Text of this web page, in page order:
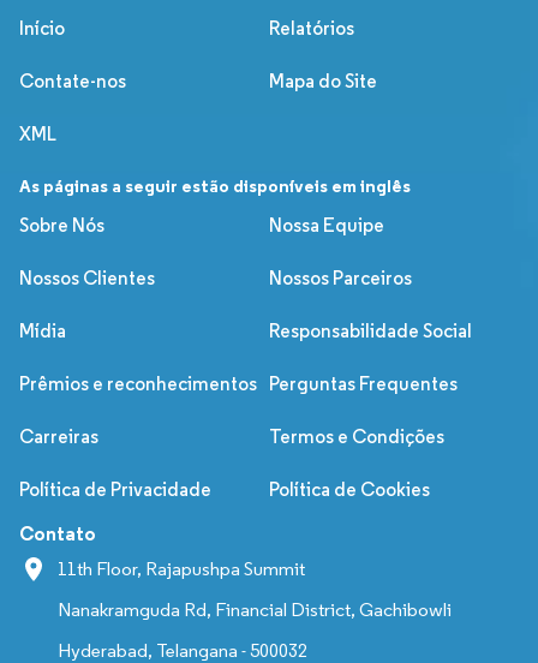
Início Relatórios
Contate-nos Mapa do Site
XML
As páginas a seguir estão disponíveis em inglês
Sobre Nós
Nossa Equipe
Nossos Clientes Nossos Parceiros
Mídia Responsabilidade Social
Prêmios e reconhecimentos Perguntas Frequentes
Carreiras Termos e Condições
Política de Privacidade Política de Cookies
Contato
11th Floor, Rajapushpa Summit
Nanakramguda Rd, Financial District, Gachibowli
Hyderabad, Telangana - 500032